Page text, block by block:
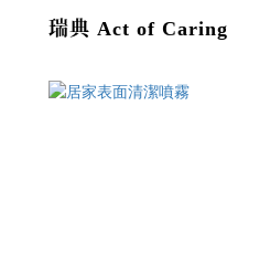
瑞典 Act of Caring